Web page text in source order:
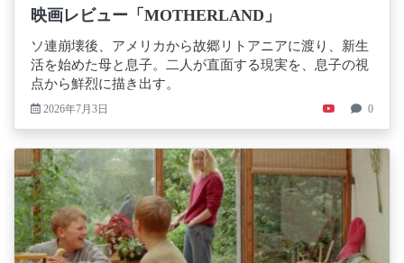
映画レビュー「MOTHERLAND」
ソ連崩壊後、アメリカから故郷リトアニアに渡り、新生
活を始めた母と息子。二人が直面する現実を、息子の視
点から鮮烈に描き出す。
2026年7月3日 0